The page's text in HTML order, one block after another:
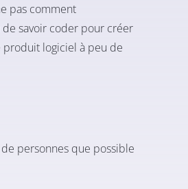
pas comment
de savoir coder pour créer
logiciel à peu de
personnes que possible